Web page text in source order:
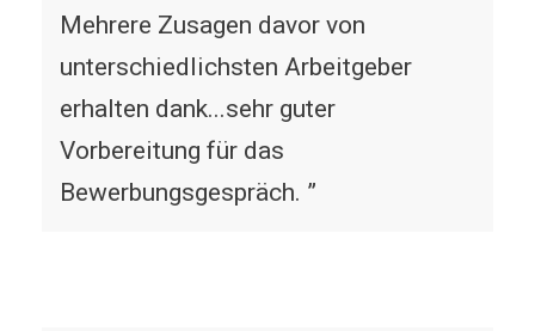
Mehrere Zusagen davor von
unterschiedlichsten Arbeitgeber
erhalten dank...sehr guter
Vorbereitung für das
Bewerbungsgespräch. ”